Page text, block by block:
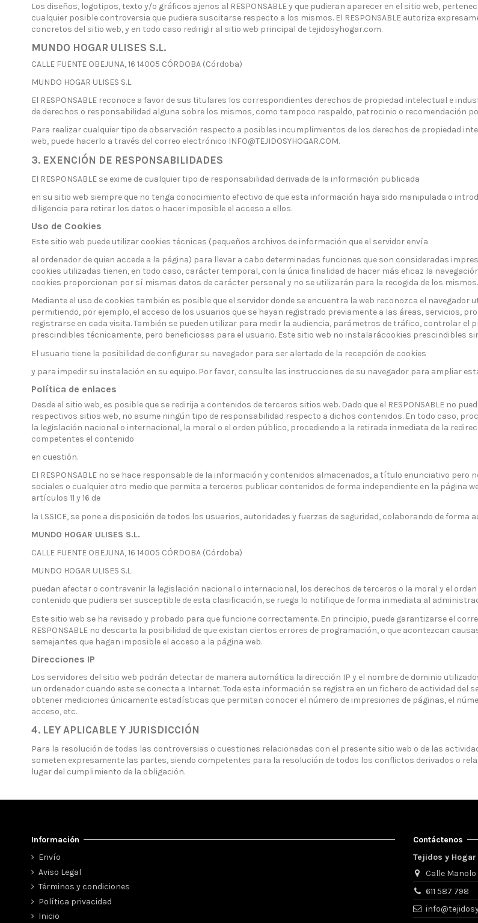
Los diseños, logotipos, texto y/o gráficos ajenos al RESPONSABLE y que pudieran aparecer en el sitio web,
cualquier posible controversia que pudiera suscitarse respecto a los mismos. El RESPONSABLE autoriza
concretos del sitio web, y en todo caso redirigir al sitio web principal de tejidosyhogar.com.
MUNDO HOGAR ULISES S.L.
CALLE FUENTE OBEJUNA, 16 14005 CÓRDOBA (Córdoba)
MUNDO HOGAR ULISES S.L.
El RESPONSABLE reconoce a favor de sus titulares los correspondientes derechos de propiedad intelectual e
de derechos o responsabilidad alguna sobre los mismos, como tampoco respaldo, patrocinio o recomendación
Para realizar cualquier tipo de observación respecto a posibles incumplimientos de los derechos de propiedad
web, puede hacerlo a través del correo electrónico INFO@TEJIDOSYHOGAR.COM.
3. EXENCIÓN DE RESPONSABILIDADES
El RESPONSABLE se exime de cualquier tipo de responsabilidad derivada de la información publicada
en su sitio web siempre que no tenga conocimiento efectivo de que esta información haya sido manipulada o
diligencia para retirar los datos o hacer imposible el acceso a ellos.
Uso de Cookies
Este sitio web puede utilizar cookies técnicas (pequeños archivos de información que el servidor envía
al ordenador de quien accede a la página) para llevar a cabo determinadas funciones que son consideradas
cookies utilizadas tienen, en todo caso, carácter temporal, con la única finalidad de hacer más eficaz la
cookies proporcionan por sí mismas datos de carácter personal y no se utilizarán para la recogida de los mismos.
Mediante el uso de cookies también es posible que el servidor donde se encuentra la web reconozca el
permitiendo, por ejemplo, el acceso de los usuarios que se hayan registrado previamente a las áreas, servicios,
registrarse en cada visita. También se pueden utilizar para medir la audiencia, parámetros de tráfico, controlar el
prescindibles técnicamente, pero beneficiosas para el usuario. Este sitio web no instalarácookies prescindibles
El usuario tiene la posibilidad de configurar su navegador para ser alertado de la recepción de cookies
y para impedir su instalación en su equipo. Por favor, consulte las instrucciones de su navegador para ampliar
Política de enlaces
Desde el sitio web, es posible que se redirija a contenidos de terceros sitios web. Dado que el RESPONSABLE no
respectivos sitios web, no asume ningún tipo de responsabilidad respecto a dichos contenidos. En todo caso,
la legislación nacional o internacional, la moral o el orden público, procediendo a la retirada inmediata de la
competentes el contenido
en cuestión.
El RESPONSABLE no se hace responsable de la información y contenidos almacenados, a título enunciativo
sociales o cualquier otro medio que permita a terceros publicar contenidos de forma independiente en la página
artículos 11 y 16 de
la LSSICE, se pone a disposición de todos los usuarios, autoridades y fuerzas de seguridad, colaborando de
MUNDO HOGAR ULISES S.L.
CALLE FUENTE OBEJUNA, 16 14005 CÓRDOBA (Córdoba)
MUNDO HOGAR ULISES S.L.
puedan afectar o contravenir la legislación nacional o internacional, los derechos de terceros o la moral y el
contenido que pudiera ser susceptible de esta clasificación, se ruega lo notifique de forma inmediata al
Este sitio web se ha revisado y probado para que funcione correctamente. En principio, puede garantizarse el
RESPONSABLE no descarta la posibilidad de que existan ciertos errores de programación, o que acontezcan
semejantes que hagan imposible el acceso a la página web.
Direcciones IP
Los servidores del sitio web podrán detectar de manera automática la dirección IP y el nombre de dominio
un ordenador cuando este se conecta a Internet. Toda esta información se registra en un fichero de actividad del
obtener mediciones únicamente estadísticas que permitan conocer el número de impresiones de páginas, el
acceso, etc.
4. LEY APLICABLE Y JURISDICCIÓN
Para la resolución de todas las controversias o cuestiones relacionadas con el presente sitio web o de las
someten expresamente las partes, siendo competentes para la resolución de todos los conflictos derivados o
lugar del cumplimiento de la obligación.
Información
Envío
Aviso Legal
Términos y condiciones
Política privacidad
Inicio
Contáctenos
Tejidos y
Calle Manolo
611 587 798